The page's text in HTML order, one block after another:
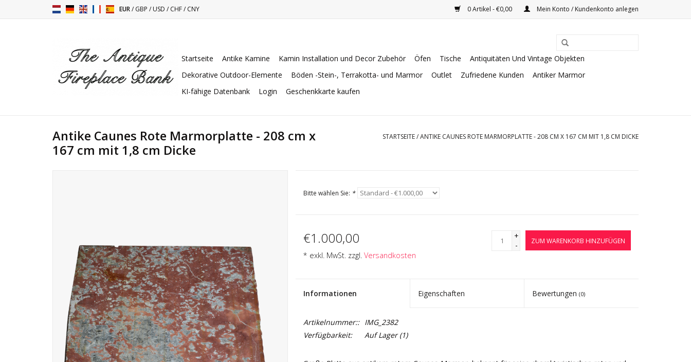
EUR/GBP /USD /CHF/CNY 0 Artikel - €0,00 Mein Konto / Kundenkonto anlegen
Startseite Antike Kamine Kamin Installation und Decor Zubehör Öfen Tische
Antiquitäten Und Vintage Objekten
Dekorative Outdoor-Elemente
Böden -Stein-, Terrakotta- und Marmor Outlet Zufriedene Kunden
Antiker Marmor
KI-fähige Datenbank
Login Geschenkkarte kaufen
Antike Caunes Rote Marmorplatte - 208 cm x
167 cm mit 1,8 cm Dicke
STARTSEITE/ANTIKE CAUNES ROTE MARMORPLATTE - 208 CM X 167 CM MIT 1,8 CM DICKE
Bitte wählen Sie: *
€1.000,00
* exkl. MwSt. zzgl. Versandkosten
+
-
ZUM WARENKORB HINZUFÜGEN
Informationen Eigenschaften Bewertungen(0)
Artikelnummer::
IMG_2382
Verfügbarkeit:
Auf Lager(1)